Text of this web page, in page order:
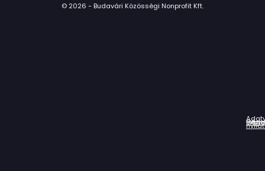
© 2026 - Budavári Közösségi Nonprofit Kft.